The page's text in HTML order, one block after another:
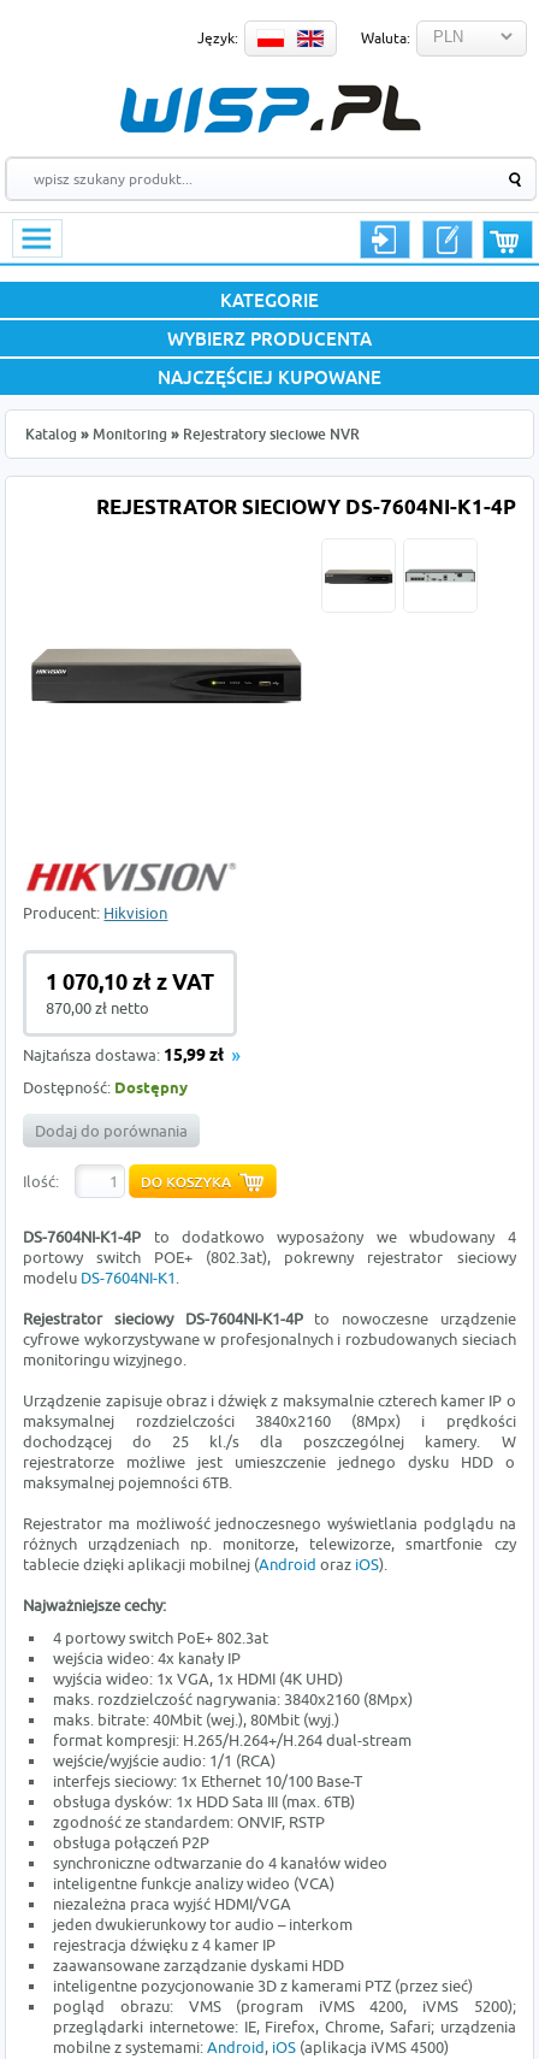
Język: Waluta:
KATEGORIE
WYBIERZ PRODUCENTA
NAJCZĘŚCIEJ KUPOWANE
Katalog » Monitoring » Rejestratory sieciowe NVR
REJESTRATOR SIECIOWY DS-7604NI-K1-4P
Producent: Hikvision
1 070,10 zł z VAT
870,00 zł netto
Najtańsza dostawa: 15,99 zł
Dostępność: Dostępny
Dodaj do porównania
Ilość:
DS-7604NI-K1-4P to dodatkowo wyposażony we wbudowany 4
portowy switch POE+ (802.3at), pokrewny rejestrator sieciowy
modelu DS-7604NI-K1.
Rejestrator sieciowy DS-7604NI-K1-4Pto nowoczesne urządzenie
cyfrowe wykorzystywane w profesjonalnych i rozbudowanych sieciach
monitoringu wizyjnego.
Urządzenie zapisuje obraz i dźwięk z maksymalnie czterech kamer IP o
maksymalnej rozdzielczości 3840x2160 (8Mpx) i prędkości
dochodzącej do 25 kl./s dla poszczególnej kamery. W
rejestratorze możliwe jest umieszczenie jednego dysku HDD o
maksymalnej pojemności 6TB.
Rejestrator ma możliwość jednoczesnego wyświetlania podglądu na
różnych urządzeniach np. monitorze, telewizorze, smartfonie czy
tablecie dzięki aplikacji mobilnej (Androidoraz iOS).
Najważniejsze cechy:
4 portowy switch PoE+ 802.3at
wejścia wideo: 4x kanały IP
wyjścia wideo: 1x VGA, 1x HDMI (4K UHD)
maks. rozdzielczość nagrywania: 3840x2160 (8Mpx)
maks. bitrate: 40Mbit (wej.), 80Mbit (wyj.)
format kompresji: H.265/H.264+/H.264 dual-stream
wejście/wyjście audio: 1/1 (RCA)
interfejs sieciowy: 1x Ethernet 10/100 Base-T
obsługa dysków: 1x HDD Sata III (max. 6TB)
zgodność ze standardem: ONVIF, RSTP
obsługa połączeń P2P
synchroniczne odtwarzanie do 4 kanałów wideo
inteligentne funkcje analizy wideo (VCA)
niezależna praca wyjść HDMI/VGA
jeden dwukierunkowy tor audio – interkom
rejestracja dźwięku z 4 kamer IP
zaawansowane zarządzanie dyskami HDD
inteligentne pozycjonowanie 3D z kamerami PTZ (przez sieć)
pogląd obrazu: VMS (program iVMS 4200, iVMS 5200);
przeglądarki internetowe: IE, Firefox, Chrome, Safari; urządzenia
mobilne z systemami:Android, iOS (aplikacja iVMS 4500)